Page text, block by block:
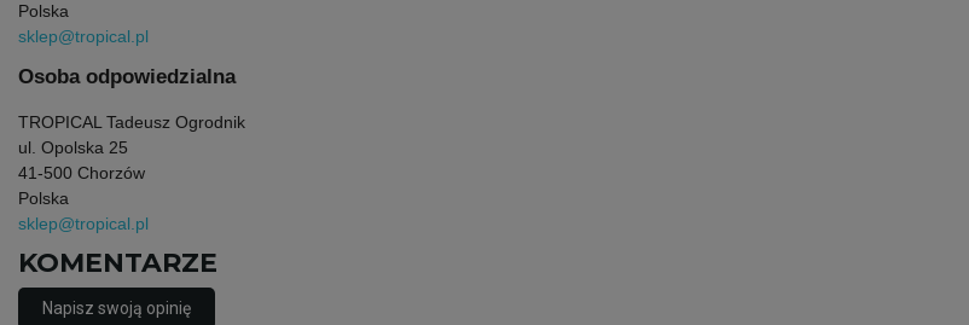
Polska
sklep@tropical.pl
Osoba odpowiedzialna
TROPICAL Tadeusz Ogrodnik
ul. Opolska 25
41-500 Chorzów
Polska
sklep@tropical.pl
KOMENTARZE
Napisz swoją opinię